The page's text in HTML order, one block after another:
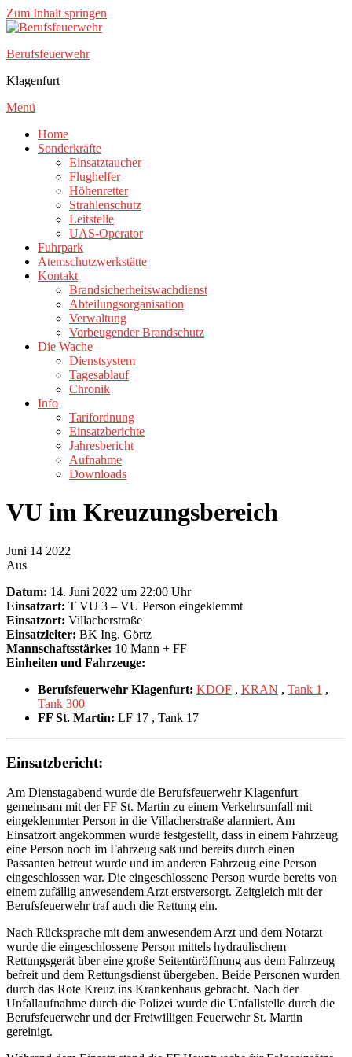
Zum Inhalt springen
Berufsfeuerwehr
Klagenfurt
Menü
Home
Sonderkräfte
Einsatztaucher
Flughelfer
Höhenretter
Strahlenschutz
Leitstelle
UAS-Operator
Fuhrpark
Atemschutzwerkstätte
Kontakt
Brandsicherheitswachdienst
Abteilungsorganisation
Verwaltung
Vorbeugender Brandschutz
Die Wache
Dienstsystem
Tagesablauf
Chronik
Info
Tarifordnung
Einsatzberichte
Jahresbericht
Aufnahme
Downloads
VU im Kreuzungsbereich
Juni 14 2022
Aus
Datum: 14. Juni 2022 um 22:00 Uhr
Einsatzart: T VU 3 – VU Person eingeklemmt
Einsatzort: Villacherstraße
Einsatzleiter: BK Ing. Görtz
Mannschaftsstärke: 10 Mann + FF
Einheiten und Fahrzeuge:
Berufsfeuerwehr Klagenfurt: KDOF , KRAN , Tank 1 ,
Tank 300
FF St. Martin: LF 17 , Tank 17
Einsatzbericht:
Am Dienstagabend wurde die Berufsfeuerwehr Klagenfurt
gemeinsam mit der FF St. Martin zu einem Verkehrsunfall mit
eingeklemmter Person in die Villacherstraße alarmiert. Am
Einsatzort angekommen wurde festgestellt, dass in einem Fahrzeug
eine Person noch im Fahrzeug saß und bereits durch einen
Passanten betreut wurde und im anderen Fahrzeug eine Person
eingeschlossen war. Die eingeschlossene Person wurde bereits von
einem zufällig anwesendem Arzt erstversorgt. Zeitgleich mit der
Berufsfeuerwehr traf auch die Rettung ein.
Nach Rücksprache mit dem anwesendem Arzt und dem Notarzt
wurde die eingeschlossene Person mittels hydraulischem
Rettungsgerät über eine große Seitentüröffnung aus dem Fahrzeug
befreit und dem Rettungsdienst übergeben. Beide Personen wurden
durch das Rote Kreuz ins Krankenhaus gebracht. Nach der
Unfallaufnahme durch die Polizei wurde die Unfallstelle durch die
Berufsfeuerwehr und der Freiwilligen Feuerwehr St. Martin
gereinigt.